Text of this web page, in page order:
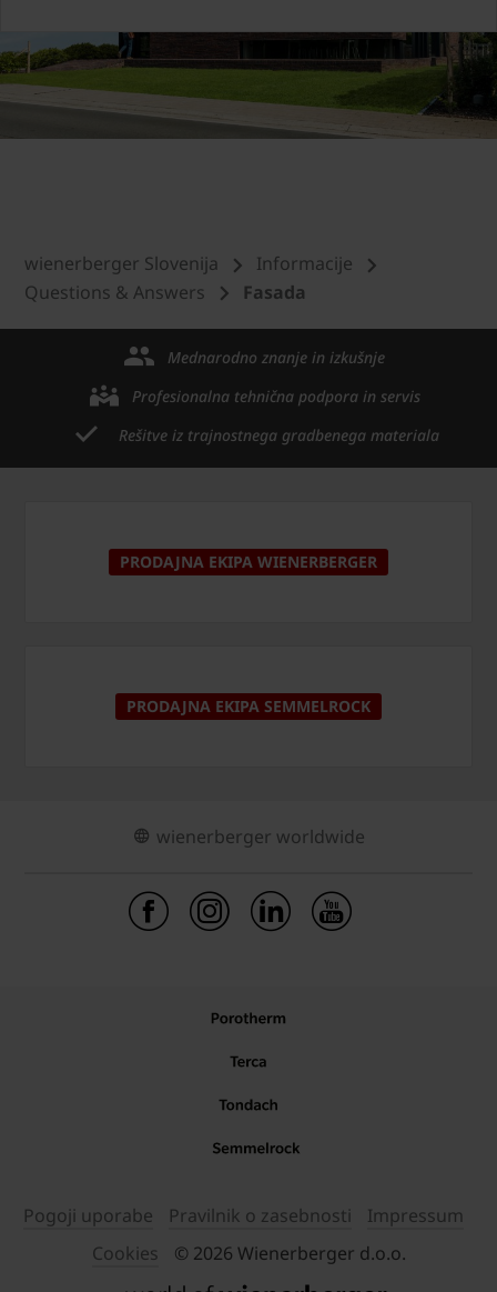
wienerberger Slovenija
Informacije
Questions & Answers
Fasada
Mednarodno znanje in izkušnje
Profesionalna tehnična podpora in servis
Rešitve iz trajnostnega gradbenega materiala
PRODAJNA EKIPA WIENERBERGER
PRODAJNA EKIPA SEMMELROCK
wienerberger worldwide
Pogoji uporabe Pravilnik o zasebnosti
Impressum
Cookies
© 2026 Wienerberger d.o.o.